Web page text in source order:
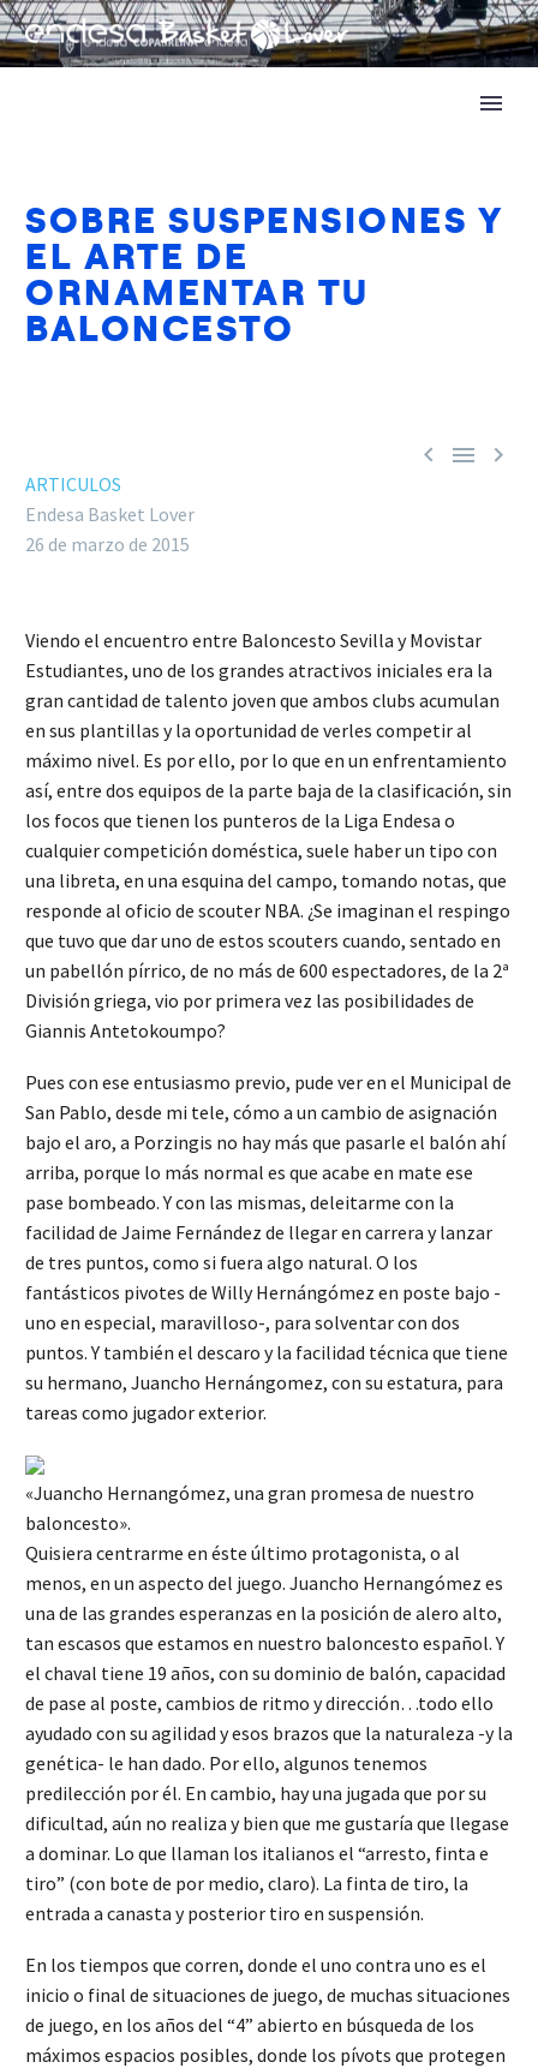
SOBRE SUSPENSIONES Y
EL ARTE DE
ORNAMENTAR TU
BALONCESTO
  
ARTICULOS
Endesa Basket Lover
26 de marzo de 2015
Viendo el encuentro entre Baloncesto Sevilla y Movistar
Estudiantes, uno de los grandes atractivos iniciales era la
gran cantidad de talento joven que ambos clubs acumulan
en sus plantillas y la oportunidad de verles competir al
máximo nivel. Es por ello, por lo que en un enfrentamiento
así, entre dos equipos de la parte baja de la clasificación, sin
los focos que tienen los punteros de la Liga Endesa o
cualquier competición doméstica, suele haber un tipo con
una libreta, en una esquina del campo, tomando notas, que
responde al oficio de scouter NBA. ¿Se imaginan el respingo
que tuvo que dar uno de estos scouters cuando, sentado en
un pabellón pírrico, de no más de 600 espectadores, de la 2ª
División griega, vio por primera vez las posibilidades de
Giannis Antetokoumpo?
Pues con ese entusiasmo previo, pude ver en el Municipal de
San Pablo, desde mi tele, cómo a un cambio de asignación
bajo el aro, a Porzingis no hay más que pasarle el balón ahí
arriba, porque lo más normal es que acabe en mate ese
pase bombeado. Y con las mismas, deleitarme con la
facilidad de Jaime Fernández de llegar en carrera y lanzar
de tres puntos, como si fuera algo natural. O los
fantásticos pivotes de Willy Hernángómez en poste bajo -
uno en especial, maravilloso-, para solventar con dos
puntos. Y también el descaro y la facilidad técnica que tiene
su hermano, Juancho Hernángomez, con su estatura, para
tareas como jugador exterior.
«Juancho Hernangómez, una gran promesa de nuestro
baloncesto».
Quisiera centrarme en éste último protagonista, o al
menos, en un aspecto del juego. Juancho Hernangómez es
una de las grandes esperanzas en la posición de alero alto,
tan escasos que estamos en nuestro baloncesto español. Y
el chaval tiene 19 años, con su dominio de balón, capacidad
de pase al poste, cambios de ritmo y dirección…todo ello
ayudado con su agilidad y esos brazos que la naturaleza -y la
genética- le han dado. Por ello, algunos tenemos
predilección por él. En cambio, hay una jugada que por su
dificultad, aún no realiza y bien que me gustaría que llegase
a dominar. Lo que llaman los italianos el “arresto, finta e
tiro” (con bote de por medio, claro). La finta de tiro, la
entrada a canasta y posterior tiro en suspensión.
En los tiempos que corren, donde el uno contra uno es el
inicio o final de situaciones de juego, de muchas situaciones
de juego, en los años del “4” abierto en búsqueda de los
máximos espacios posibles, donde los pívots que protegen